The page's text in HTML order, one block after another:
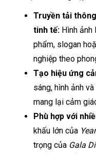
Truyền tải
tinh tế:Hình ảnh
phẩm, slogan
nghiệp theo
Tạo hiệu ứng
sáng, hình ảnh
mang lại cảm
Phù hợp với
khấu lớn của
trọng của Gala